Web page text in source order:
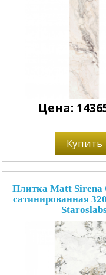
Цена:
Купить
Плитка Matt Sirena
сатинированная